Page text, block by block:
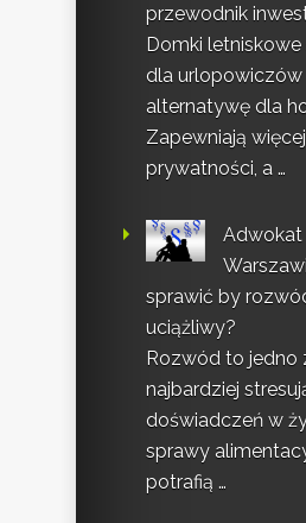
przewodnik
Domki
dla urlopowiczów
alternatywę dla
Zapewniają więcej
prywatności, a …
sprawić by
uciążliwy?
Rozwód to jedno
najbardziej
doświadczeń w
sprawy
potrafią …